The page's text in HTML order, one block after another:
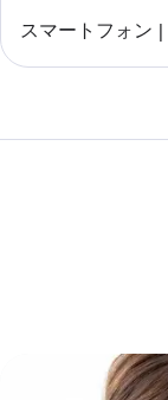
スマートフォン